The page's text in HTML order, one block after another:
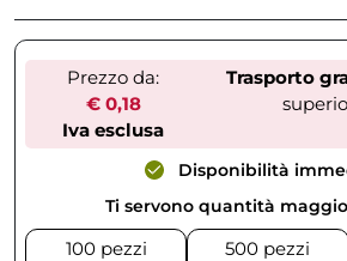
Prezzo da:
€ 0,18
Iva esclusa
Trasporto
Disponibilità
Ti servono quantità
100 pezzi
500 pezzi